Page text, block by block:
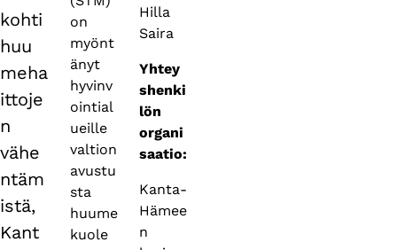
kohti
huu
meha
ittoje
n
vähe
ntäm
istä,
Kant
on
myönt
änyt
hyvinv
ointial
ueille
valtion
avustu
sta
huume
kuole
Hilla
Saira
Yhtey
shenki
lön
organi
saatio:
Kanta-
Hämee
n